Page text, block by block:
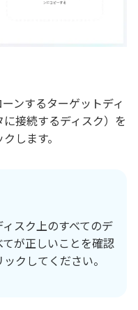
ンするターゲットディ
接続するディスク）を
します。
スク上のすべてのデ
が正しいことを確認
クしてください。